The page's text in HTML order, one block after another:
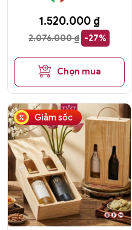
2.076.000₫ -27%
1.520.000 ₫
Chọn mua
Giảm sốc